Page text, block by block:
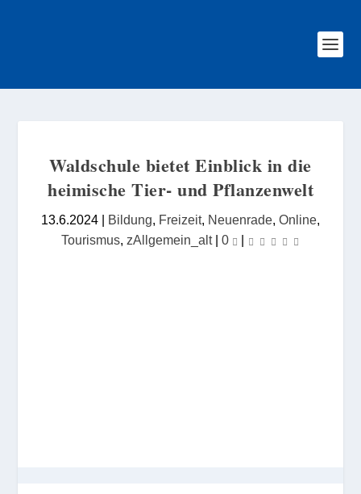
Waldschule bietet Einblick in die
heimische Tier- und Pflanzenwelt
13.6.2024 | Bildung, Freizeit, Neuenrade, Online,
Tourismus, zAllgemein_alt| 0 |